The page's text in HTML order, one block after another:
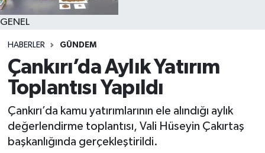
GENEL
HABERLER GÜNDEM
Çankırı’da Aylık Yatırım
Toplantısı Yapıldı
Çankırı’da kamu yatırımlarının ele alındığı aylık
değerlendirme toplantısı, Vali Hüseyin Çakırtaş
başkanlığında gerçekleştirildi.